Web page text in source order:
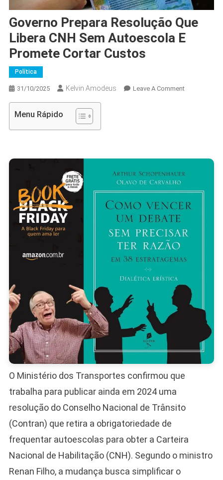
Governo Prepara Resolução Que
Libera CNH Sem Autoescola E
Promete Cortar Custos
Política
31/10/2025 Kelvin Amodeus Leave A CommentOn
E
Promete
Menu Rápido
O Ministério dos Transportes confirmou que
trabalha para publicar ainda em 2024 uma
resolução do Conselho Nacional de Trânsito
(Contran) que retira a obrigatoriedade de
frequentar autoescolas para obter a Carteira
Nacional de Habilitação (CNH). Segundo o ministro
Renan Filho, a mudança busca simplificar o